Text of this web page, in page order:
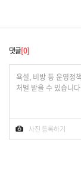
댓글 0